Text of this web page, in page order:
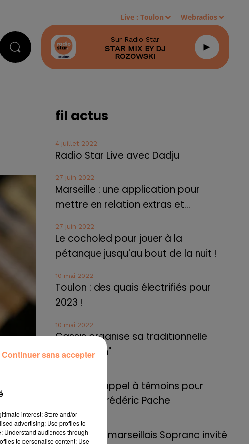
Live :Toulon Webradios
Sur Radio Star
STAR MIX BY DJ
ROZOWSKI
fil actus
4 juillet 2022
Radio Star Live avec Dadju
27 juin 2022
Marseille : une application pour
mettre en relation extras et...
27 juin 2022
Le cocholed pour jouer à la
pétanque jusqu'au bout de la nuit !
10 mai 2022
Toulon : des quais électrifiés pour
2023 !
10 mai 2022
Cassis organise sa traditionnelle
"Fête du vin"
Marseille : appel à témoins pour
retrouver Frédéric Pache
8 mai 2022
Le rappeur marseillais Soprano invité
interest: Store and/or
advertising; Use profiles to
Understand audiences through
to personalise content; Use
Continuer sans accepter